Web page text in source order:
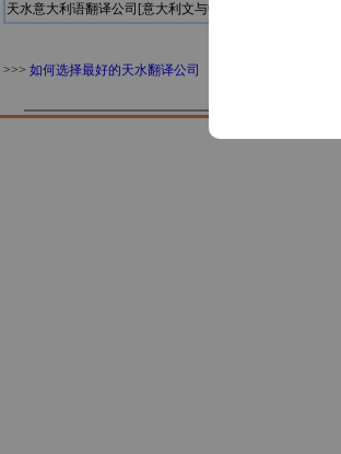
天水意大利语翻译公司[意大利文与中文的互译]
>>> 如何选择最好的天水翻译公司